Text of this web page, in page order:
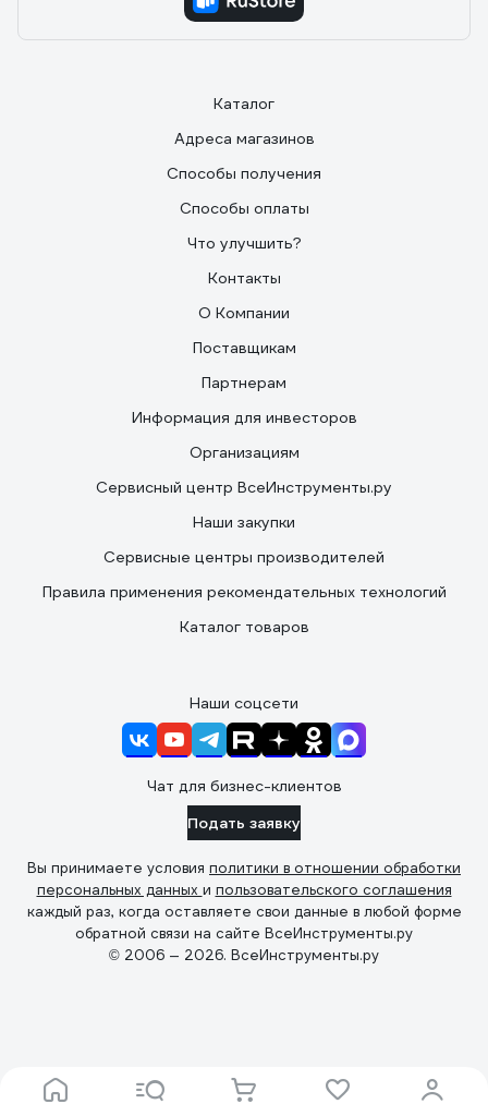
Каталог
Адреса магазинов
Способы получения
Способы оплаты
Что улучшить?
Контакты
О Компании
Поставщикам
Партнерам
Информация для инвесторов
Организациям
Сервисный центр ВсеИнструменты.ру
Наши закупки
Сервисные центры производителей
Правила применения рекомендательных технологий
Каталог товаров
Наши соцсети
Чат для бизнес-клиентов
Подать заявку
Вы принимаете условия политики в отношении обработки
персональных данных и пользовательского соглашения
каждый раз, когда оставляете свои данные в любой форме
обратной связи на сайте ВсеИнструменты.ру
© 2006 — 2026. ВсеИнструменты.ру